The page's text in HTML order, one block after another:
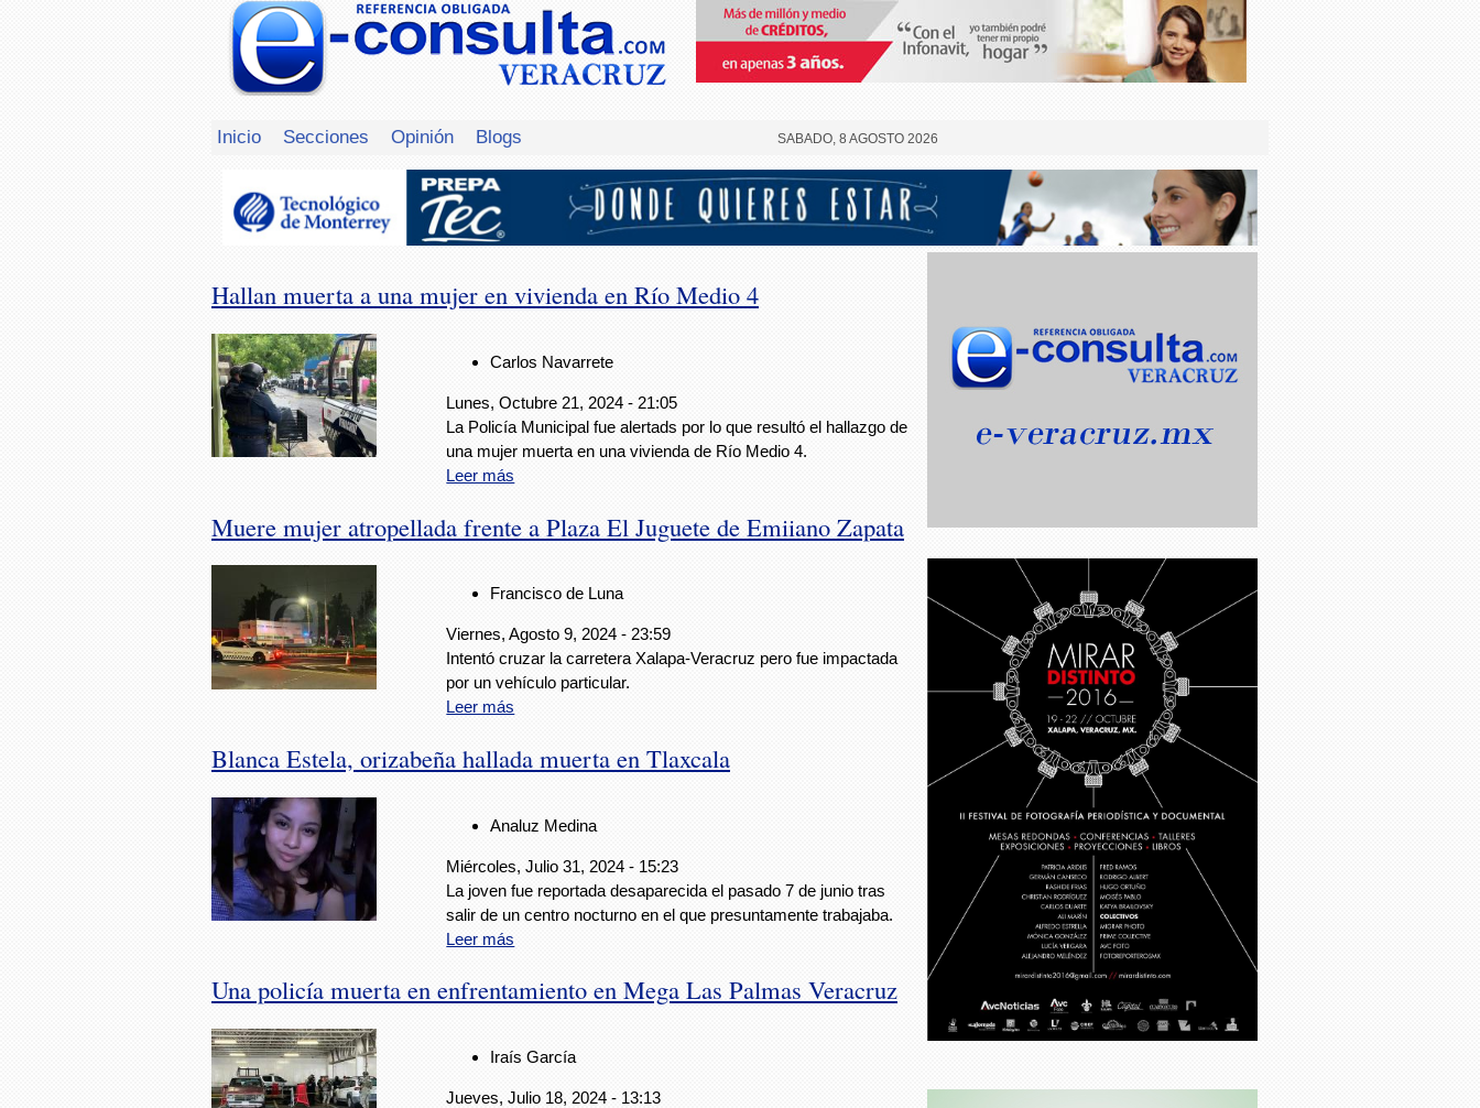
Inicio Secciones Opinión Blogs SABADO, 8 AGOSTO 2026
Hallan muerta a una mujer en vivienda en Río Medio 4
Carlos Navarrete
Lunes, Octubre 21, 2024 - 21:05
La Policía Municipal fue alertads por lo que resultó el hallazgo de
una mujer muerta en una vivienda de Río Medio 4.
Leer más
Muere mujer atropellada frente a Plaza El Juguete de Emiiano Zapata
Francisco de Luna
Viernes, Agosto 9, 2024 - 23:59
Intentó cruzar la carretera Xalapa-Veracruz pero fue impactada
por un vehículo particular.
Leer más
Blanca Estela, orizabeña hallada muerta en Tlaxcala
Analuz Medina
Miércoles, Julio 31, 2024 - 15:23
La joven fue reportada desaparecida el pasado 7 de junio tras
salir de un centro nocturno en el que presuntamente trabajaba.
Leer más
Una policía muerta en enfrentamiento en Mega Las Palmas Veracruz
Iraís García
Jueves, Julio 18, 2024 - 13:13